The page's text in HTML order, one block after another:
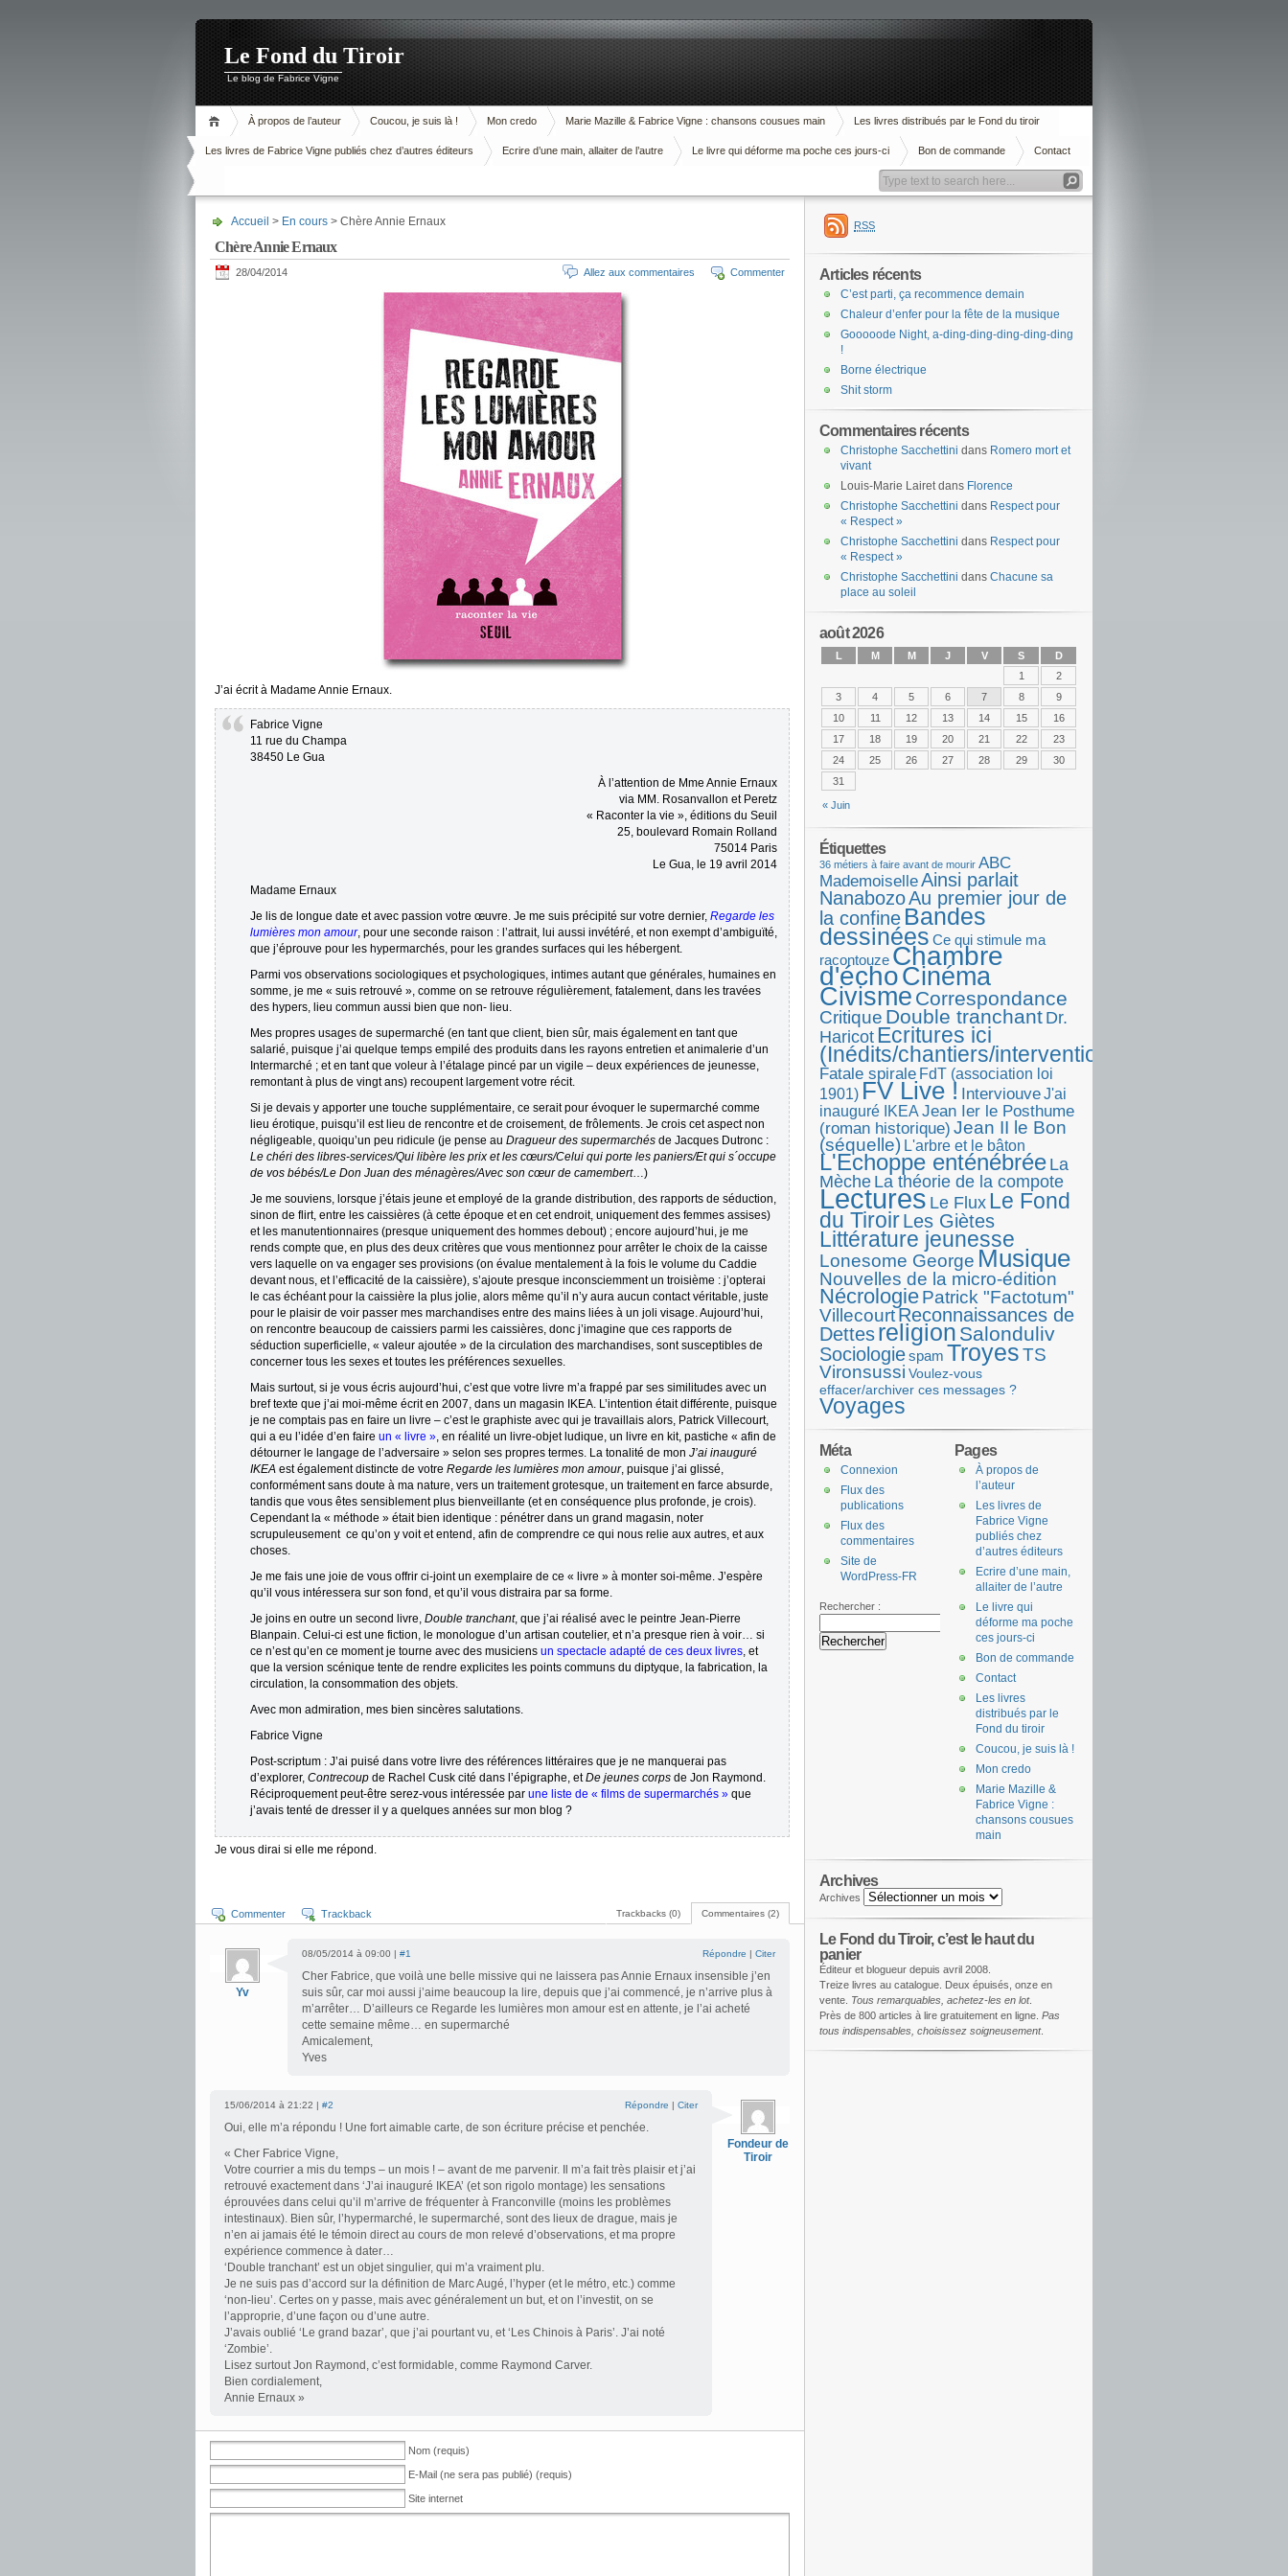
Le Fond du Tiroir
Le blog de Fabrice Vigne
À propos de l’auteur Coucou, je suis là ! Mon credo Marie Mazille & Fabrice Vigne : chansons cousues main Les livres distribués par le Fond du tiroir
Les livres de Fabrice Vigne publiés chez d’autres éditeurs Ecrire d’une main, allaiter de l’autre Le livre qui déforme ma poche ces jours-ci Bon de commande Contact
Accueil > En cours > Chère Annie Ernaux
Chère Annie Ernaux
28/04/2014 Commenter
Allez aux commentaires
J’ai écrit à Madame Annie Ernaux.
Fabrice Vigne
11 rue du Champa
38450 Le Gua
À l’attention de Mme Annie Ernaux
via MM. Rosanvallon et Peretz
« Raconter la vie », éditions du Seuil
25, boulevard Romain Rolland
75014 Paris
Le Gua, le 19 avril 2014
Madame Ernaux
Je lis de longue date et avec passion votre œuvre. Je me suis précipité sur votre dernier, Regarde les
lumières mon amour, pour une seconde raison : l’attrait, lui aussi invétéré, et non exempt d’ambiguïté,
que j’éprouve pour les hypermarchés, pour les grandes surfaces qui les hébergent.
Parmi vos observations sociologiques et psychologiques, intimes autant que générales, humaines en
somme, je me « suis retrouvé », comme on se retrouve régulièrement, fatalement, dans les travées
des hypers, lieu commun aussi bien que non- lieu.
Mes propres usages de supermarché (en tant que client, bien sûr, mais également en tant que
salarié, puisque j’ai quelque temps empilé des produits dans les rayons entretien et animalerie d’un
Intermarché ; et en tant que voleur à l’étalage pincé par un vigile – deux expériences de jeunesse,
remontant à plus de vingt ans) recoupent largement votre récit.
Si je devais y apporter une touche supplémentaire, ce serait pour évoquer le supermarché comme
lieu érotique, puisqu’il est lieu de rencontre et de croisement, de frôlements. Je crois cet aspect non
négligeable, quoiqu’un peu ridicule (je pense au Dragueur des supermarchés de Jacques Dutronc :
Le chéri des libres-services/Qui libère les prix et les cœurs/Celui qui porte les paniers/Et qui s´occupe
de vos bébés/Le Don Juan des ménagères/Avec son cœur de camembert…)
Je me souviens, lorsque j’étais jeune et employé de la grande distribution, des rapports de séduction,
sinon de flirt, entre les caissières (à cette époque et en cet endroit, uniquement des femmes assises)
et les manutentionnaires (presque uniquement des hommes debout) ; encore aujourd’hui, je me
rends compte que, en plus des deux critères que vous mentionnez pour arrêter le choix de la caisse
vers laquelle on va engager ses provisions (on évalue mentalement à la fois le volume du Caddie
devant nous, et l’efficacité de la caissière), s’ajoute presque inconsciemment un troisième : j’opterai
le cas échéant pour la caissière la plus jolie, alors même qu’il n’y aura aucun contact véritable, juste
pour le plaisir de voir passer mes marchandises entre des mains liées à un joli visage. Aujourd’hui,
on rencontre beaucoup de caissiers parmi les caissières, donc j’imagine que ces rapports de
séduction superficielle, « valeur ajoutée » de la circulation des marchandises, sont susceptibles de
concerner tous les sexes et toutes les préférences sexuelles.
Mais surtout, si je vous écris aujourd’hui, c’est que votre livre m’a frappé par ses similitudes avec un
bref texte que j’ai moi-même écrit en 2007, dans un magasin IKEA. L’intention était différente, puisque
je ne comptais pas en faire un livre – c’est le graphiste avec qui je travaillais alors, Patrick Villecourt,
qui a eu l’idée d’en faire un « livre », en réalité un livre-objet ludique, un livre en kit, pastiche « afin de
détourner le langage de l’adversaire » selon ses propres termes. La tonalité de mon J’ai inauguré
IKEA est également distincte de votre Regarde les lumières mon amour, puisque j’ai glissé,
conformément sans doute à ma nature, vers un traitement grotesque, un traitement en farce absurde,
tandis que vous êtes sensiblement plus bienveillante (et en conséquence plus profonde, je crois).
Cependant la « méthode » était bien identique : pénétrer dans un grand magasin, noter
scrupuleusement ce qu’on y voit et entend, afin de comprendre ce qui nous relie aux autres, et aux
choses.
Je me fais une joie de vous offrir ci-joint un exemplaire de ce « livre » à monter soi-même. J’espère
qu’il vous intéressera sur son fond, et qu’il vous distraira par sa forme.
Je joins en outre un second livre, Double tranchant, que j’ai réalisé avec le peintre Jean-Pierre
Blanpain. Celui-ci est une fiction, le monologue d’un artisan coutelier, et n’a presque rien à voir… si
ce n’est qu’en ce moment je tourne avec des musiciens un spectacle adapté de ces deux livres, et
que la version scénique tente de rendre explicites les points communs du diptyque, la fabrication, la
circulation, la consommation des objets.
Avec mon admiration, mes bien sincères salutations.
Fabrice Vigne
Post-scriptum : J’ai puisé dans votre livre des références littéraires que je ne manquerai pas
d’explorer, Contrecoup de Rachel Cusk cité dans l’épigraphe, etDe jeunes corps de Jon Raymond.
Réciproquement peut-être serez-vous intéressée par une liste de « films de supermarchés » que
j’avais tenté de dresser il y a quelques années sur mon blog ?
Je vous dirai si elle me répond.
Commentaires (2)
Trackbacks (0)
Commenter Trackback
Yv
08/05/2014 à 09:00 | #1 Répondre | Citer
Cher Fabrice, que voilà une belle missive qui ne laissera pas Annie Ernaux insensible j’en
suis sûr, car moi aussi j’aime beaucoup la lire, depuis que j’ai commencé, je n’arrive plus à
m’arrêter… D’ailleurs ce Regarde les lumières mon amour est en attente, je l’ai acheté
cette semaine même… en supermarché
Amicalement,
Yves
Fondeur de
Tiroir
15/06/2014 à 21:22 | #2 Répondre | Citer
Oui, elle m’a répondu ! Une fort aimable carte, de son écriture précise et penchée.
« Cher Fabrice Vigne,
Votre courrier a mis du temps – un mois ! – avant de me parvenir. Il m’a fait très plaisir et j’ai
retrouvé exactement dans ‘J’ai inauguré IKEA’ (et son rigolo montage) les sensations
éprouvées dans celui qu’il m’arrive de fréquenter à Franconville (moins les problèmes
intestinaux). Bien sûr, l’hypermarché, le supermarché, sont des lieux de drague, mais je
n’en ai jamais été le témoin direct au cours de mon relevé d’observations, et ma propre
expérience commence à dater…
‘Double tranchant’ est un objet singulier, qui m’a vraiment plu.
Je ne suis pas d’accord sur la définition de Marc Augé, l’hyper (et le métro, etc.) comme
‘non-lieu’. Certes on y passe, mais avec généralement un but, et on l’investit, on se
l’approprie, d’une façon ou d’une autre.
J’avais oublié ‘Le grand bazar’, que j’ai pourtant vu, et ‘Les Chinois à Paris’. J’ai noté
‘Zombie’.
Lisez surtout Jon Raymond, c’est formidable, comme Raymond Carver.
Bien cordialement,
Annie Ernaux »
Nom (requis)
E-Mail (ne sera pas publié) (requis)
Site internet
RSS
Articles récents
C’est parti, ça recommence demain
Chaleur d’enfer pour la fête de la musique
Gooooode Night, a-ding-ding-ding-ding-ding
!
Borne électrique
Shit storm
Commentaires récents
Christophe Sacchettini dans Romero mort et
vivant
Louis-Marie Lairetdans Florence
Christophe Sacchettini dans Respect pour
« Respect »
Christophe Sacchettini dans Respect pour
« Respect »
Christophe Sacchettini dans Chacune sa
place au soleil
août 2026
L M M J V S D
« Juin
1
2
3
4 5 6 7 8
9
10
11 12 13 14 15
16
17
18 19 20 21 22
23
24
25 26 27 28 29
30
31
Étiquettes
36 métiers à faire avant de mourir ABC
MademoiselleAinsi parlait
NanabozoAu premier jour de
la confine Bandes
dessinées Ce qui stimule ma
racontouze Chambre
d'échoCinéma
Civisme Correspondance
Critique Double tranchant Dr.
Haricot Ecritures ici
(Inédits/chantiers/interventions)
Fatale spirale FdT (association loi
1901) FV Live ! InterviouveJ'ai
inauguré IKEA Jean Ier le Posthume
(roman historique) Jean II le Bon
(séquelle) L'arbre et le bâton
L'Echoppe enténébrée La
Mèche La théorie de la compote
LecturesLe FluxLe Fond
du TiroirLes Giètes
Littérature jeunesse
Lonesome George Musique
Nouvelles de la micro-édition
NécrologiePatrick "Factotum"
VillecourtReconnaissances de
Dettesreligion Salonduliv
Sociologiespam TroyesTS
Vironsussi Voulez-vous
effacer/archiver ces messages ?
Voyages
Pages
À propos de
l’auteur
Les livres de
Fabrice Vigne
publiés chez
d’autres éditeurs
Ecrire d’une main,
allaiter de l’autre
Le livre qui
déforme ma poche
ces jours-ci
Bon de commande
Contact
Les livres
distribués par le
Fond du tiroir
Coucou, je suis là !
Mon credo
Marie Mazille &
Fabrice Vigne :
chansons cousues
main
Méta
Connexion
Flux des
publications
Flux des
commentaires
Site de
WordPress-FR
Rechercher :
Archives
Archives
Le Fond du Tiroir, c’est le haut du
panier
Éditeur et blogueur depuis avril 2008.
Treize livres au catalogue. Deux épuisés, onze en
vente. Tous remarquables, achetez-les en lot.
Près de 800 articles à lire gratuitement en ligne. Pas
tous indispensables, choisissez soigneusement.